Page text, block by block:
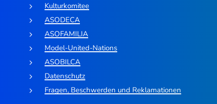
Kulturkomitee
ASODECA
ASOFAMILIA
Model-United-Nations
ASOBILCA
Datenschutz
Fragen, Beschwerden und Reklamationen